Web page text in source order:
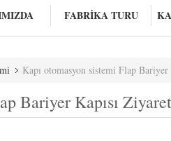
FABRIKA TURU
Kapı otomasyon sistemi Flap
Bariyer Kapısı